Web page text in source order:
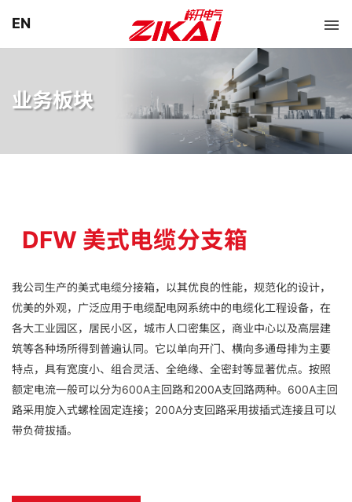
EN
业务板块
DFW 美式电缆分支箱
我公司生产的美式电缆分接箱，以其优良的性能，规范化的设计，
优美的外观，广泛应用于电缆配电网系统中的电缆化工程设备，在
各大工业园区，居民小区，城市人口密集区，商业中心以及高层建
筑等各种场所得到普遍认同。它以单向开门、横向多通母排为主要
特点，具有宽度小、组合灵活、全绝缘、全密封等显著优点。按照
额定电流一般可以分为600A主回路和200A支回路两种。600A主回
路采用旋入式螺栓固定连接；200A分支回路采用拔插式连接且可以
带负荷拔插。